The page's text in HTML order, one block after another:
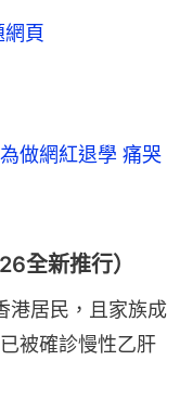
網頁
做網紅退學 痛哭
全新推行）
港居民，且家族成
被確診慢性乙肝